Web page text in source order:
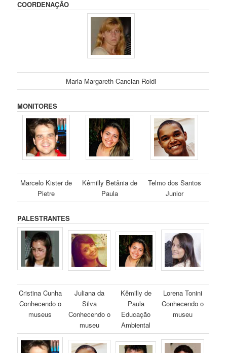
COORDENAÇÃO
Maria Margareth Cancian Roldi
MONITORES
Marcelo Kister de
Pietre
Kêmilly Betânia de
Paula
Telmo dos Santos
Junior
PALESTRANTES
Cristina Cunha
Conhecendo o
museus
Juliana da
Silva
Conhecendo o
museu
Kêmilly de
Paula
Educação
Ambiental
Lorena Tonini
Conhecendo o
museu